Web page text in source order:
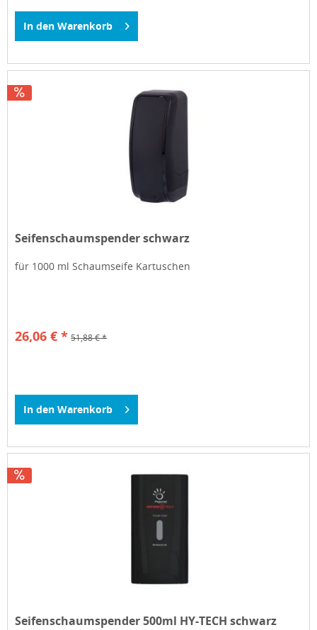
In den Warenkorb
Seifenschaumspender schwarz
für 1000 ml Schaumseife Kartuschen
26,06 € * 51,88 € *
In den Warenkorb
Seifenschaumspender 500ml HY-TECH schwarz